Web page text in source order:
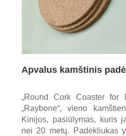
Apvalus kamštinis
„Round Cork Coaster for
„Raybone“, vieno
Kinijos, pasiūlymas, kuris
nei 20 metų. Padėkliukas